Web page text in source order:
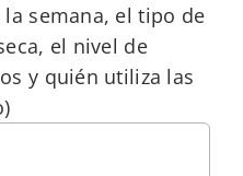
semana, el tipo de
el nivel de
y quién utiliza las